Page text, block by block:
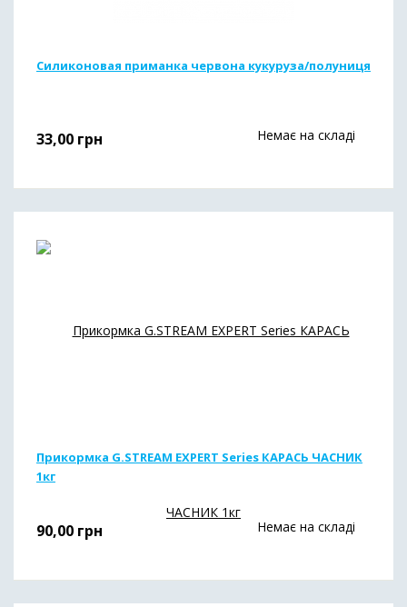
Силиконовая приманка червона кукуруза/полуниця
33,00 грн Немає на складі
Прикормка G.STREAM EXPERT Series КАРАСЬ ЧАСНИК
1кг
90,00 грн Немає на складі